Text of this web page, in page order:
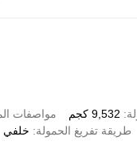
9,532 كجم مواصفات
طريقة تفريغ الحمولة خلفي